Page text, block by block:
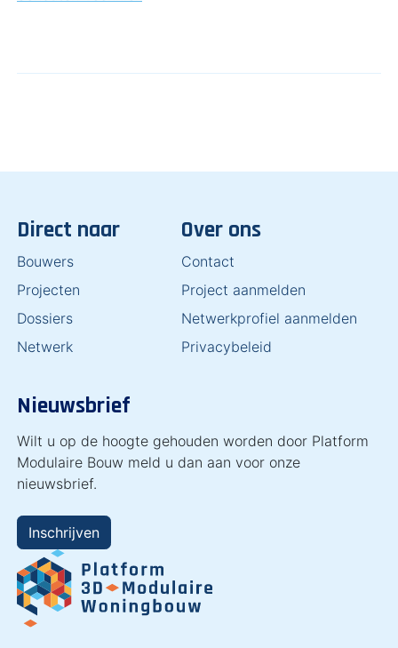
Direct naar
Bouwers
Projecten
Dossiers
Netwerk
Over ons
Contact
Project aanmelden
Netwerkprofiel aanmelden
Privacybeleid
Nieuwsbrief
Wilt u op de hoogte gehouden worden door Platform
Modulaire Bouw meld u dan aan voor onze
nieuwsbrief.
Inschrijven